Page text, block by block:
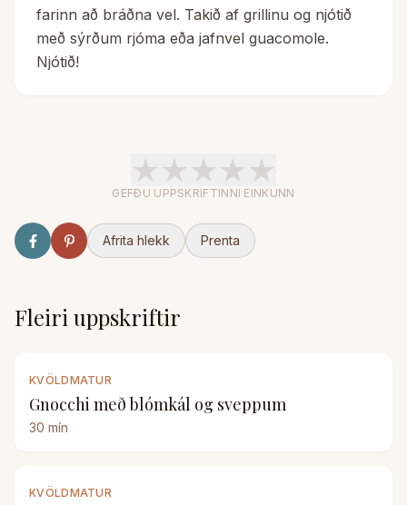
farinn að bráðna vel. Takið af grillinu og njótið
með sýrðum rjóma eða jafnvel guacomole.
Njótið!
★★★★★
GEFÐU UPPSKRIFTINNI EINKUNN
Afrita hlekk Prenta
Fleiri uppskriftir
KVÖLDMATUR
Gnocchi með blómkál og sveppum
30 mín
KVÖLDMATUR